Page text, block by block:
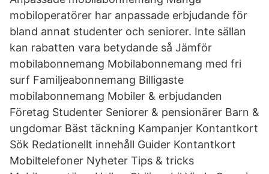
mobiloperatörer har anpassade erbjudande för
bland annat studenter och seniorer. Inte sällan
kan rabatten vara betydande så Jämför
mobilabonnemang Mobilabonnemang med fri
surf Familjeabonnemang Billigaste
mobilabonnemang Mobiler & erbjudanden
Företag Studenter Seniorer & pensionärer Barn &
ungdomar Bäst täckning Kampanjer Kontantkort
Sök Redationellt innehåll Guider Kontantkort
Mobiltelefoner Nyheter Tips & tricks